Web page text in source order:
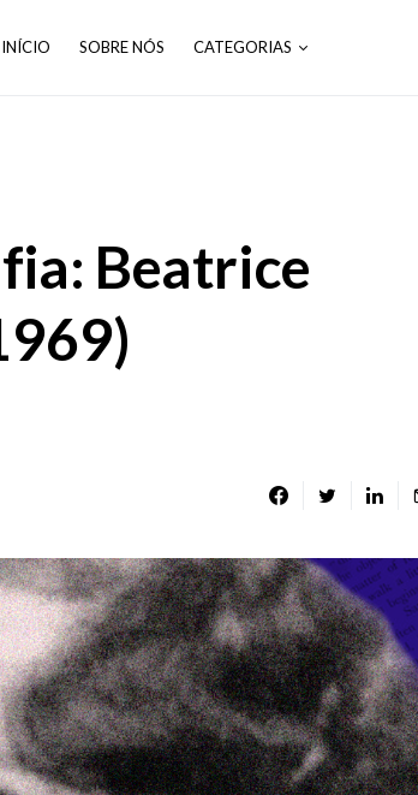
INÍCIO SOBRE NÓS CATEGORIAS
Beatrice